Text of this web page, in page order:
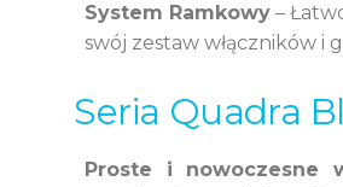
System Ramkowy –
swój zestaw włączników i
Seria Quadra
Proste i nowoczesne